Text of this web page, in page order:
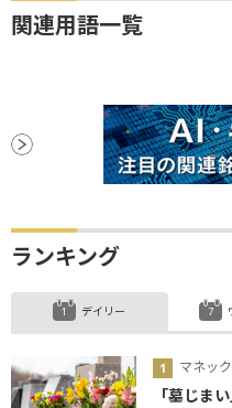
関連用語一覧
ランキング
デイリー
マネッ
「墓じま